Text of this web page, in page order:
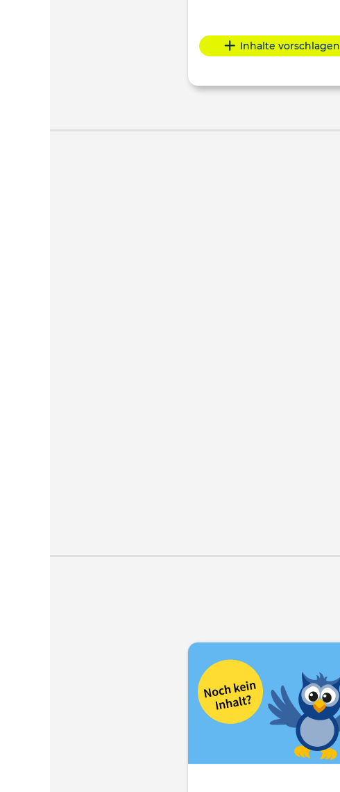
Inhalte vorschlagen